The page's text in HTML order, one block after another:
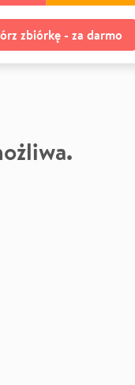
zbiórkę - za darmo